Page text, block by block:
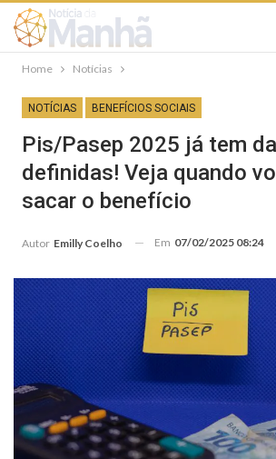
Home Notícias
NOTÍCIAS BENEFÍCIOS SOCIAIS
Pis/Pasep 2025 já tem
definidas! Veja quando
sacar o benefício
Autor Emilly Coelho Em 07/02/2025 08:24